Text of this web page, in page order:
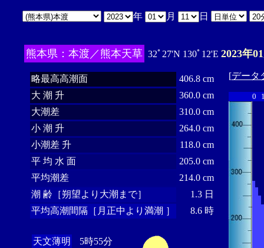
年 月 日
熊本県：本渡／熊本天草 32ﾟ27'N 130ﾟ12'E 2023年
略最高高潮面
406.8 cm
大 潮 升
360.0 cm
大潮差
310.0 cm
小 潮 升
264.0 cm
小潮差 升
118.0 cm
平 均 水 面
205.0 cm
平均潮差
214.0 cm
潮 齢［朔望より大潮まで］
1.3 日
平均高潮間隔［月正中より満潮 ］
8.6 時
天文薄明
5時55分
[データ
0